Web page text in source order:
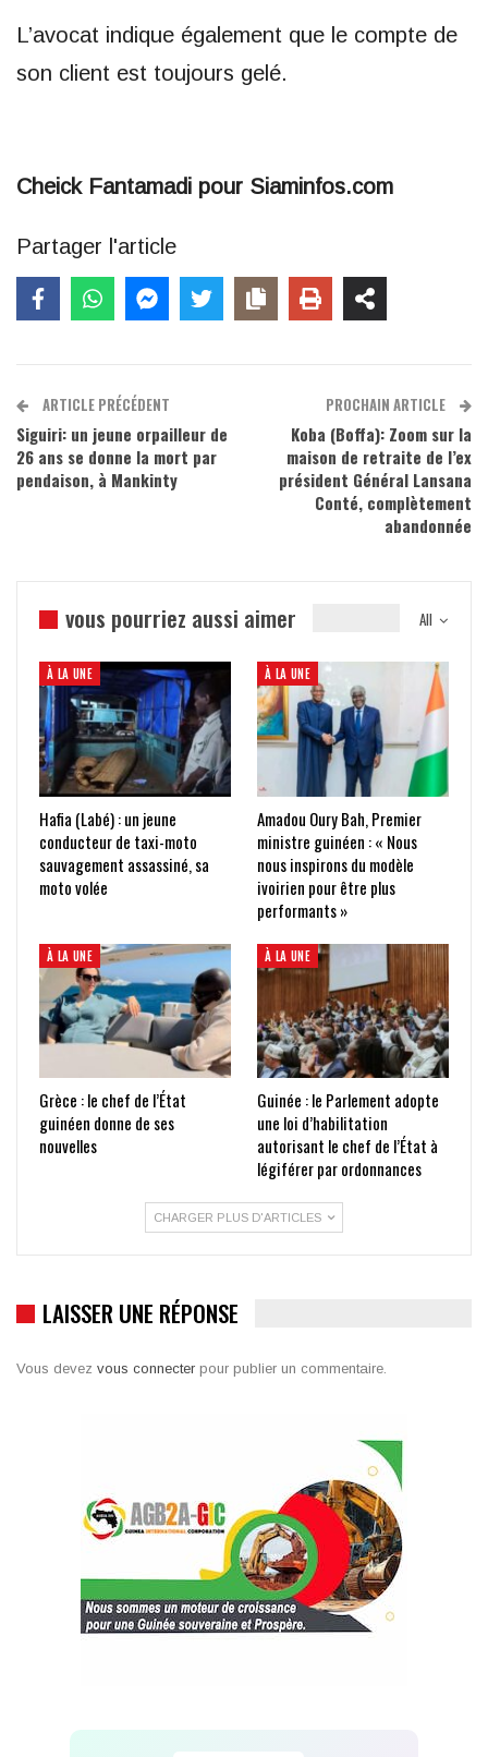
L’avocat indique également que le compte de
son client est toujours gelé.
Cheick Fantamadi pour Siaminfos.com
Partager l'article
ARTICLE PRÉCÉDENT
Siguiri: un jeune orpailleur de
26 ans se donne la mort par
pendaison, à Mankinty
PROCHAIN ARTICLE
Koba (Boffa): Zoom sur la
maison de retraite de l’ex
président Général Lansana
Conté, complètement
abandonnée
All
vous pourriez aussi aimer
À LA UNE
Hafia (Labé) : un jeune
conducteur de taxi-moto
sauvagement assassiné, sa
moto volée
À LA UNE
Amadou Oury Bah, Premier
ministre guinéen : « Nous
nous inspirons du modèle
ivoirien pour être plus
performants »
À LA UNE
Grèce : le chef de l’État
guinéen donne de ses
nouvelles
À LA UNE
Guinée : le Parlement adopte
une loi d’habilitation
autorisant le chef de l’État à
légiférer par ordonnances
CHARGER PLUS D'ARTICLES
LAISSER UNE RÉPONSE
Vous devez vous connecter pour publier un commentaire.